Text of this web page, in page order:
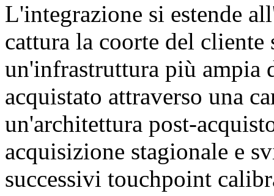
L'integrazione si estende
cattura la coorte del cliente
un'infrastruttura più
acquistato attraverso una
un'architettura post-
acquisizione stagionale e
successivi touchpoint